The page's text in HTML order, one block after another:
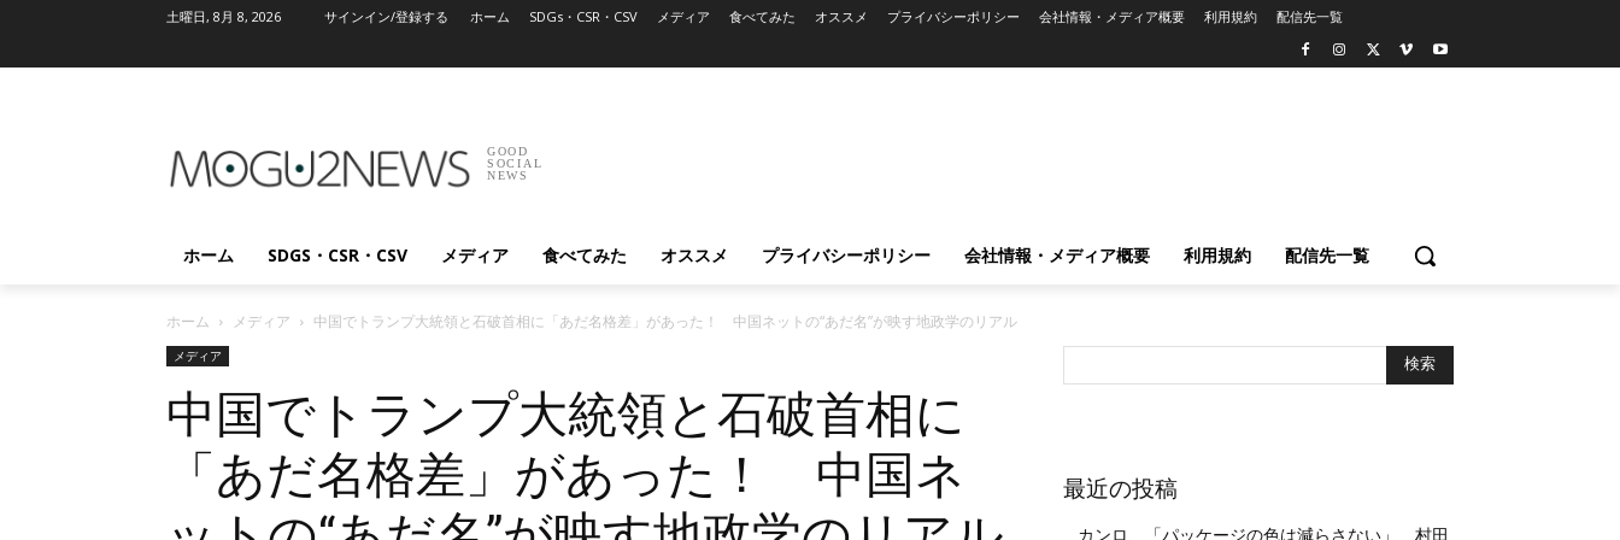
土曜日, 8月 8, 2026 サインイン/登録する ホーム SDGs・CSR・CSV メディア 食べてみた オススメ プライバシーポリシー 会社情報・メディア概要 利用規約 配信先一覧
GOOD
SOCIAL
NEWS
ホーム SDGS・CSR・CSV メディア 食べてみた オススメ プライバシーポリシー 会社情報・メディア概要 利用規約 配信先一覧
ホーム メディア 中国でトランプ大統領と石破首相に「あだ名格差」があった！ 中国ネットの“あだ名”が映す地政学のリアル
メディア
中国でトランプ大統領と石破首相に
「あだ名格差」があった！ 中国ネ
最近の投稿
カンロ、「パッケージの色は減らさない」 村田